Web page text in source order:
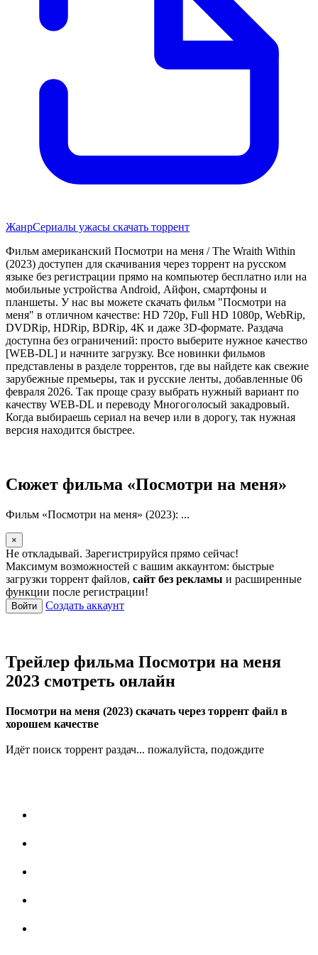
ЖанрСериалы ужасы скачать торрент
Фильм американский Посмотри на меня / The Wraith Within
(2023) доступен для скачивания через торрент на русском
языке без регистрации прямо на компьютер бесплатно или на
мобильные устройства Android, Айфон, смартфоны и
планшеты. У нас вы можете скачать фильм "Посмотри на
меня" в отличном качестве: HD 720p, Full HD 1080p, WebRip,
DVDRip, HDRip, BDRip, 4K и даже 3D-формате. Раздача
доступна без ограничений: просто выберите нужное качество
[WEB-DL] и начните загрузку. Все новинки фильмов
представлены в разделе торрентов, где вы найдете как свежие
зарубежные премьеры, так и русские ленты, добавленные 06
февраля 2026. Так проще сразу выбрать нужный вариант по
качеству WEB-DL и переводу Многоголосый закадровый.
Когда выбираешь сериал на вечер или в дорогу, так нужная
версия находится быстрее.
Сюжет фильма «Посмотри на меня»
Фильм «Посмотри на меня» (2023): ...
×
Не откладывай. Зарегистрируйся прямо сейчас!
Максимум возможностей с вашим аккаунтом: быстрые
загрузки торрент файлов, сайт без рекламы и расширенные
функции после регистрации!
Войти Создать аккаунт
Трейлер фильма Посмотри на меня
2023 смотреть онлайн
Посмотри на меня (2023) скачать через торрент файл в
хорошем качестве
Идёт поиск торрент раздач... пожалуйста, подождите